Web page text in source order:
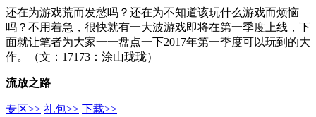
还在为游戏荒而发愁吗？还在为不知道该玩什么游戏而烦恼
吗？不用着急，很快就有一大波游戏即将在第一季度上线，下
面就让笔者为大家一一盘点一下2017年第一季度可以玩到的大
作。（文：17173：涂山珑珑）
流放之路
专区>> 礼包>> 下载>>